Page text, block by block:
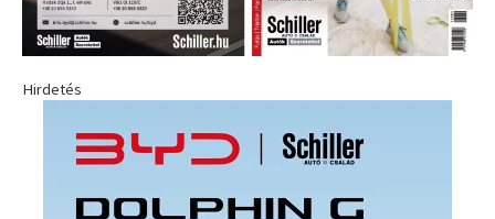
Hirdetés